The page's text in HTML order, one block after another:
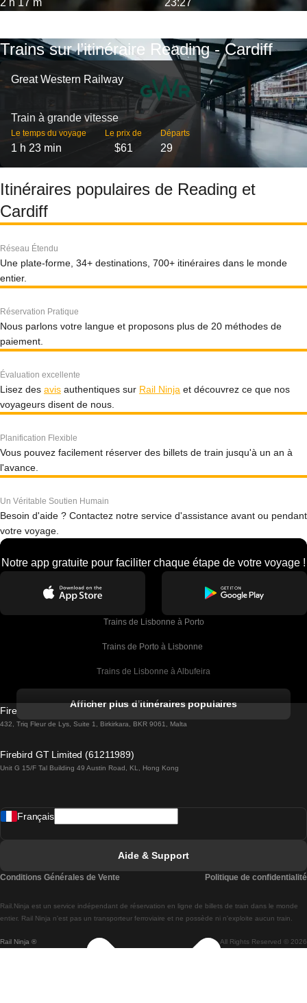
2 h 17 m 23:27
Trains sur l’itinéraire Reading - Cardiff
Great Western Railway
Train à grande vitesse
Le temps du voyage
1 h 23 min
Le prix de
$61
Départs
29
Itinéraires populaires de Reading et
Cardiff
Réseau Étendu
Une plate-forme, 34+ destinations, 700+ itinéraires dans le monde
entier.
Réservation Pratique
Nous parlons votre langue et proposons plus de 20 méthodes de
paiement.
Évaluation excellente
Lisez des avis authentiques sur Rail Ninja et découvrez ce que nos
voyageurs disent de nous.
Planification Flexible
Vous pouvez facilement réserver des billets de train jusqu'à un an à
l'avance.
Un Véritable Soutien Humain
Besoin d'aide ? Contactez notre service d'assistance avant ou pendant
votre voyage.
Notre app gratuite pour faciliter chaque étape de votre voyage !
Trains de Lisbonne à Porto
Trains de Porto à Lisbonne
Trains de Lisbonne à Albufeira
Trains de Lisbonne à Lagos
Trains de Lisbonne à Madrid
Trains de Lisbonne à Braga
Trains de Braga à Lisbonne
Afficher plus d'itinéraires populaires
Firebird GT Limited (OC 1451)
432, Triq Fleur de Lys, Suite 1, Birkirkara, BKR 9061, Malta
Firebird GT Limited (61211989)
Unit G 15/F Tal Building 49 Austin Road, KL, Hong Kong
Rail Ninja ® All Rights Reserved © 2026
Rail.Ninja est un service indépendant de réservation en ligne de billets de train dans le monde
entier. Rail Ninja n'est pas un transporteur ferroviaire et ne possède ni n'exploite aucun train.
Français
Aide & Support
Conditions Générales de Vente Politique de confidentialité